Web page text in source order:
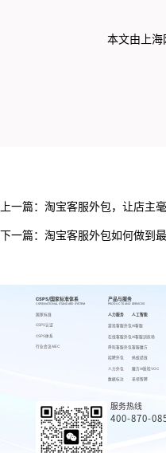
本文由上海
上一篇： 淘宝客服外包，让店主
下一篇： 淘宝客服外包如何做到
CSPS/国家标准体系
CSPS/NATIONAL STANDARD SYSTEM
国家标准
CSPS认证
CSPS体系
行业会议AIEC
产品与服务
PRODUCTS AND SERVICES
人力服务
游戏客服外包
在线客服外包
呼叫客服外包
招聘外包
人力外包
数据标注
人工智能
AI客服
AI客服训练场
客服魔方
蚂蚁绩效
魔方AI质检VOC
来呗智聘
服务热线
400-870-